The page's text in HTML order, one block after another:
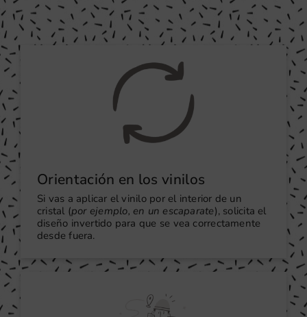
Orientación en los vinilos
Si vas a aplicar el vinilo por el interior de un
cristal (por ejemplo, en un escaparate), solicita el
diseño invertido para que se vea correctamente
desde fuera.